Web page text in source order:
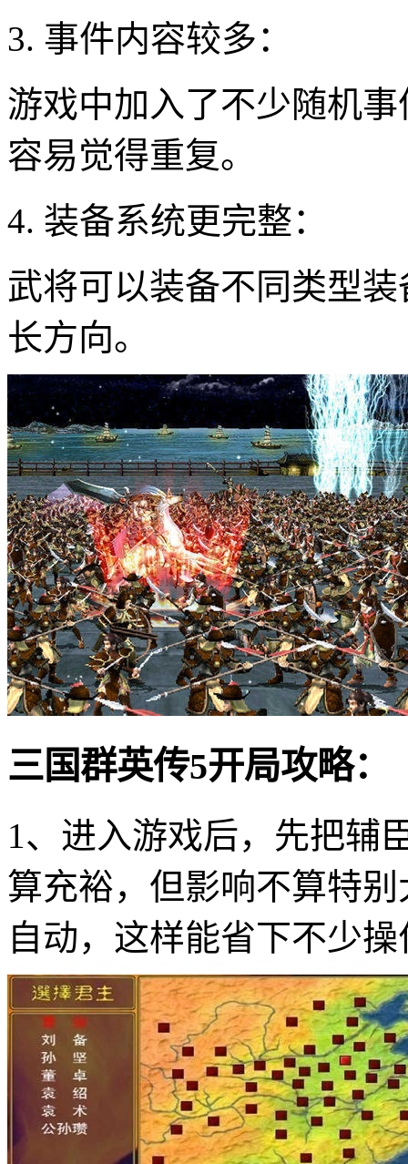
3. 事件内容较多：
游戏中加入了不少随机
容易觉得重复。
4. 装备系统更完整：
武将可以装备不同类型
长方向。
三国群英传5开局攻略：
1、进入游戏后，先把辅
算充裕，但影响不算特
自动，这样能省下不少